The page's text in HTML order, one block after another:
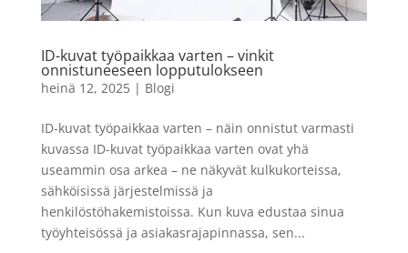
ID-kuvat työpaikkaa varten – vinkit
onnistuneeseen lopputulokseen
heinä 12, 2025| Blogi
ID-kuvat työpaikkaa varten – näin onnistut varmasti
kuvassa ID-kuvat työpaikkaa varten ovat yhä
useammin osa arkea – ne näkyvät kulkukorteissa,
sähköisissä järjestelmissä ja
henkilöstöhakemistoissa. Kun kuva edustaa sinua
työyhteisössä ja asiakasrajapinnassa, sen...
135, 36 kuvaa
väriefektifilmi
19,90 €